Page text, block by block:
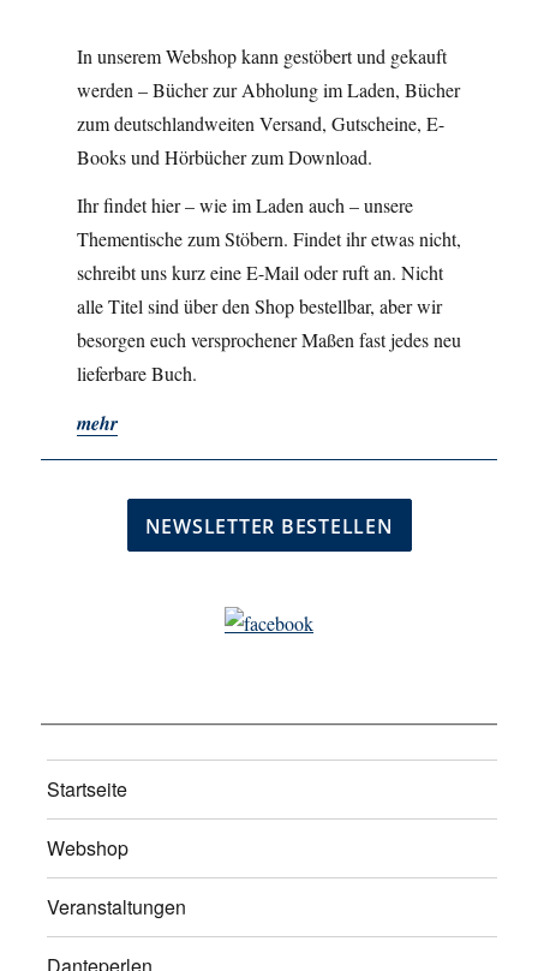
In unserem Webshop kann gestöbert und gekauft
werden – Bücher zur Abholung im Laden, Bücher
zum deutschlandweiten Versand, Gutscheine, E-
Books und Hörbücher zum Download.
Ihr findet hier – wie im Laden auch – unsere
Thementische zum Stöbern. Findet ihr etwas nicht,
schreibt uns kurz eine E-Mail oder ruft an. Nicht
alle Titel sind über den Shop bestellbar, aber wir
besorgen euch versprochener Maßen fast jedes neu
lieferbare Buch.
mehr
Startseite
Webshop
Veranstaltungen